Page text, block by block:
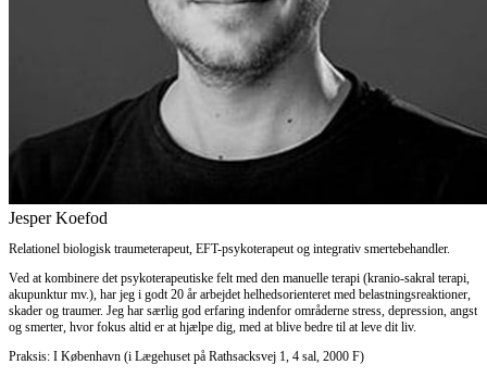
Jesper Koefod
Relationel biologisk traumeterapeut, EFT-psykoterapeut og integrativ smertebehandler.
Ved at kombinere det psykoterapeutiske felt med den manuelle terapi (kranio-sakral terapi,
akupunktur mv.), har jeg i godt 20 år arbejdet helhedsorienteret med belastningsreaktioner,
skader og traumer. Jeg har særlig god erfaring indenfor områderne stress, depression, angst
og smerter, hvor fokus altid er at hjælpe dig, med at blive bedre til at leve dit liv.
Praksis: I København (i Lægehuset på Rathsacksvej 1, 4 sal, 2000 F)